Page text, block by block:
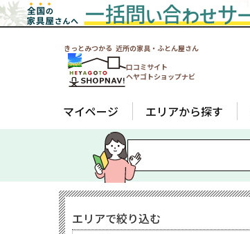
きっとみつかる 近所の家具・ふとん屋さん
口コミサイト
ヘヤゴトショップナビ
マイページ エリアから探す
エリアで絞り込む